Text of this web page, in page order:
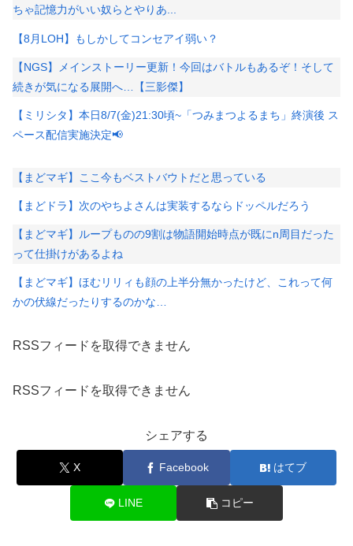
ちゃ記憶力がいい奴らとやりあ...
【8月LOH】もしかしてコンセアイ弱い？
【NGS】メインストーリー更新！今回はバトルもあるぞ！そして
続きが気になる展開へ…【三影傑】
【ミリシタ】本日8/7(金)21:30頃~「つみまつよるまち」終演後 ス
ペース配信実施決定📢
【まどマギ】ここ今もベストバウトだと思っている
【まどドラ】次のやちよさんは実装するならドッペルだろう
【まどマギ】ループものの9割は物語開始時点が既にn周目だった
って仕掛けがあるよね
【まどマギ】ほむリリィも顔の上半分無かったけど、これって何
かの伏線だったりするのかな…
RSSフィードを取得できません
RSSフィードを取得できません
シェアする
X Facebook はてブ
LINE コピー